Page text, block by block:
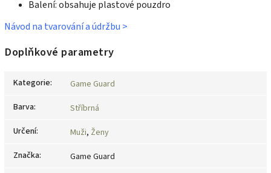
Balení: obsahuje plastové pouzdro
Návod na tvarování a údržbu >
Doplňkové parametry
Kategorie:
Game Guard
Barva:
Stříbrná
Určení: Muži, Ženy
Značka: Game Guard